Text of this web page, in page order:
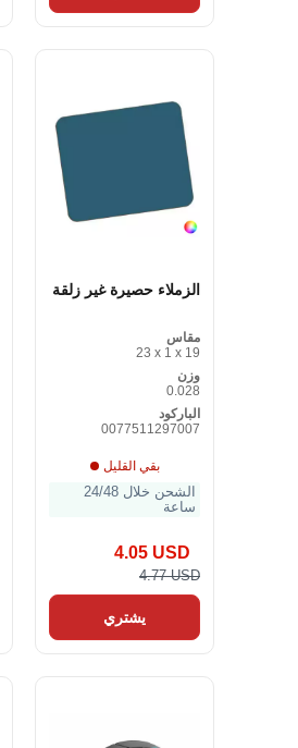
الزملاء حصيرة غير زلقة
مقاس
23 x 1 x 19
وزن
0.028
الباركود
0077511297007
بقي القليل
الشحن خلال 24/48
ساعة
4.05 USD
4.77 USD
يشتري